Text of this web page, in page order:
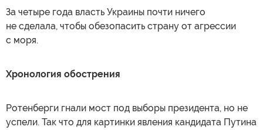
За четыре года власть Украины почти ничего
не сделала, чтобы обезопасить страну от агрессии
с моря.
Хронология обострения
Ротенберги гнали мост под выборы президента, но не
успели. Так что для картинки явления кандидата Путина